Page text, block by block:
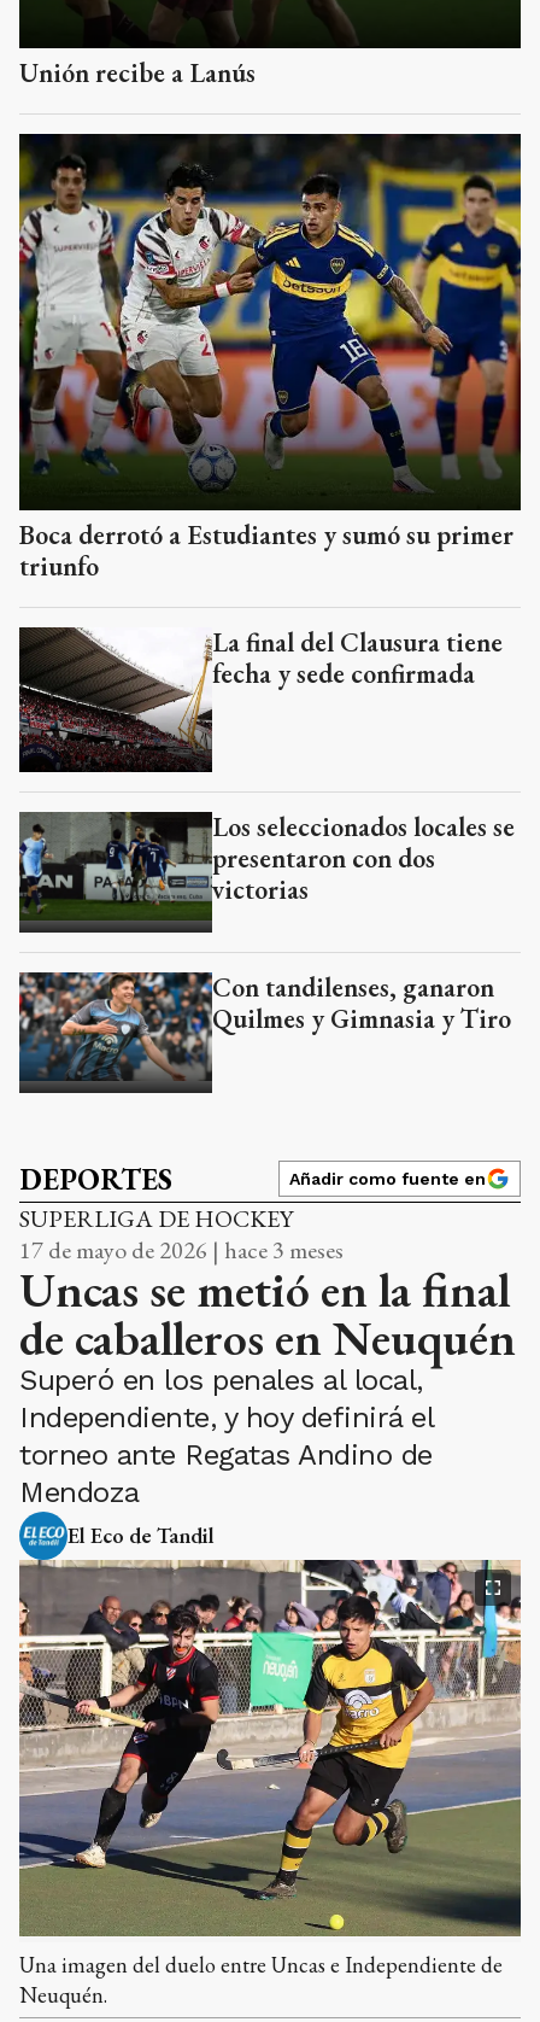
Unión recibe a Lanús
Boca derrotó a Estudiantes y sumó su primer
triunfo
La final del Clausura tiene
fecha y sede confirmada
Los seleccionados locales se
presentaron con dos
victorias
Con tandilenses, ganaron
Quilmes y Gimnasia y Tiro
DEPORTES Añadir como fuente en
SUPERLIGA DE HOCKEY
17 de mayo de 2026 | hace 3 meses
Uncas se metió en la final
de caballeros en Neuquén
Superó en los penales al local,
Independiente, y hoy definirá el
torneo ante Regatas Andino de
Mendoza
El Eco de Tandil
Una imagen del duelo entre Uncas e Independiente de
Neuquén.